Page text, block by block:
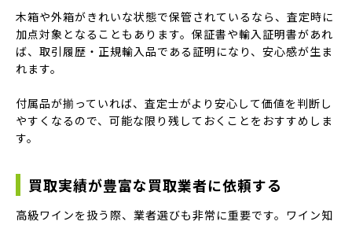
木箱や外箱がきれいな状態で保管されているなら、査定時に
加点対象となることもあります。保証書や輸入証明書があれ
ば、取引履歴・正規輸入品である証明になり、安心感が生ま
れます。
付属品が揃っていれば、査定士がより安心して価値を判断し
やすくなるので、可能な限り残しておくことをおすすめしま
す。
買取実績が豊富な買取業者に依頼する
高級ワインを扱う際、業者選びも非常に重要です。ワイン知